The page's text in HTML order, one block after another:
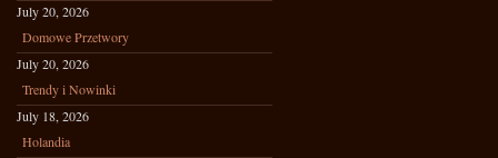
July 20, 2026
Domowe Przetwory
July 20, 2026
Trendy i Nowinki
July 18, 2026
Holandia